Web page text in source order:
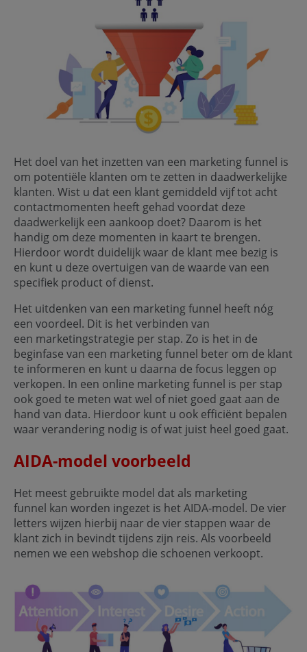
Het doel van het inzetten van een marketing funnel is
om potentiële klanten om te zetten in daadwerkelijke
klanten. Wist u dat een klant gemiddeld vijf tot acht
contactmomenten heeft gehad voordat deze
daadwerkelijk een aankoop doet? Daarom is het
handig om deze momenten in kaart te brengen.
Hierdoor wordt duidelijk waar de klant mee bezig is
en kunt u deze overtuigen van de waarde van een
specifiek product of dienst.
Het uitdenken van een marketing funnel heeft nóg
een voordeel. Dit is het verbinden van
een marketingstrategie per stap. Zo is het in de
beginfase van een marketing funnel beter om de klant
te informeren en kunt u daarna de focus leggen op
verkopen. In een online marketing funnel is per stap
ook goed te meten wat wel of niet goed gaat aan de
hand van data. Hierdoor kunt u ook efficiënt bepalen
waar verandering nodig is of wat juist heel goed gaat.
AIDA-model voorbeeld
Het meest gebruikte model dat als marketing
funnel kan worden ingezet is het AIDA-model. De vier
letters wijzen hierbij naar de vier stappen waar de
klant zich in bevindt tijdens zijn reis. Als voorbeeld
nemen we een webshop die schoenen verkoopt.